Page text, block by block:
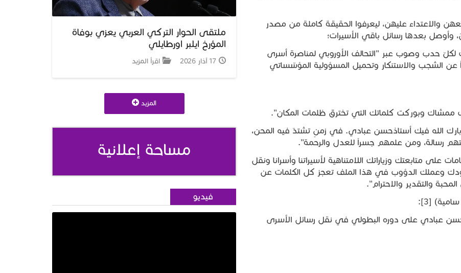
والاعتداء عليهن، ليعرفوا الحقيقة كاملة من مصدر
وأوصل بعدها رسائل باقي الأسيرات؛
لكلّ حدب وصوب عبر "التحالف الأوروبي لمناصرة أسرى
عن الشجب والاستنكار وتحميل المسؤولية المؤسّساتي
المجد (والدة الأسيرة إباء الأغبر) [2]: "بارك الله فيك أستاذحسن عبادي. في زمنٍ تشتدّ فيه المحن،
رسالة، ومن علمهم جسراً للعدل والرحمة".
متابعتك وزياراتك اللامتناهية لأسيراتنا وأسرانا ونقل
وعملك الدؤوب في هذا الملف تعجز كل الكلمات عن
والتقدير والاحترام".
[3]:
عبادي على دوره البطولي في نقل رسائل الأسرى
ملتقى الحوار التركي العربي يعزي بوفاة
المؤرخ ايلبر اورطايلي
17 آذار 2026 اقرأ المزيد
المزيد
مساحة إعلانية
فيديو